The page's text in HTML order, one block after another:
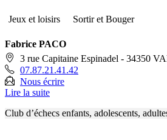
Jeux et loisirs Sortir et Bouger
Fabrice PACO
3 rue Capitaine Espinadel - 34350
07.87.21.41.42
Nous écrire
Lire la suite
Club d’échecs enfants, adolescents,